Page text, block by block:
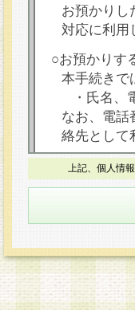
お預かりし
対応に利用
○お預かりす
本手続きで
・氏名
なお、電話
絡先として
○本人が容
本フォーム
○個人情報
力いただく
○個人情報の
個人情報の
上記、個人情